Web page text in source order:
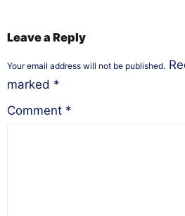
Leave a Reply
Your email address will not be published.
marked *
Comment *